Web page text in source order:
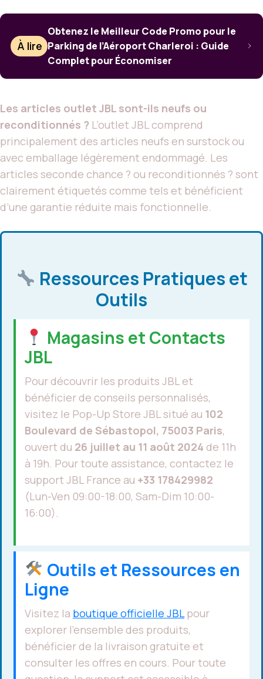
À lire
Obtenez le Meilleur Code Promo pour le
Parking de l’Aéroport Charleroi : Guide
Complet pour Économiser
Les articles outlet JBL sont-ils neufs ou
reconditionnés ? L’outlet JBL comprend
principalement des articles neufs en surstock ou
avec emballage légèrement endommagé. Les
articles seconde chance ? ou reconditionnés ? sont
clairement étiquetés comme tels et bénéficient
d’une garantie réduite mais fonctionnelle.
Ressources Pratiques et
Outils
Magasins et Contacts
JBL
Pour découvrir les produits JBL et
bénéficier de conseils personnalisés,
visitez le Pop-Up Store JBL situé au 102
Boulevard de Sébastopol, 75003 Paris,
ouvert du 26 juillet au 11 août 2024 de 11h
à 19h. Pour toute assistance, contactez le
support JBL France au +33 178429982
(Lun-Ven 09:00-18:00, Sam-Dim 10:00-
16:00).
Outils et Ressources en
Ligne
Visitez la boutique officielle JBL pour
explorer l’ensemble des produits,
bénéficier de la livraison gratuite et
consulter les offres en cours. Pour toute